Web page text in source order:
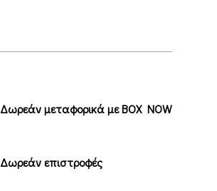
Δωρεάν μεταφορικά με BOX NOW
Δωρεάν επιστροφές